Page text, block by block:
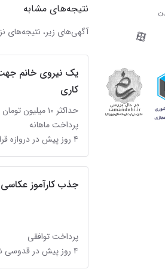
در شبکه‌های
نتیجه‌های مشابه
آگهی‌های زیر،
یک نیروی خانم
کاری
حداکثر ۱۰ میلیون تومان
پرداخت ماهانه
۴ روز پیش در دروازه قران
جذب کارآموز عکاسی
پرداخت توافقی
۴ روز پیش در قدوسی شرقی